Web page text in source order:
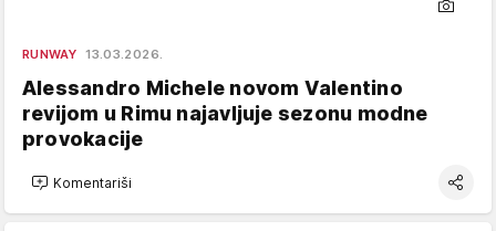
RUNWAY 13.03.2026.
Alessandro Michele novom Valentino
revijom u Rimu najavljuje sezonu modne
provokacije
Komentariši